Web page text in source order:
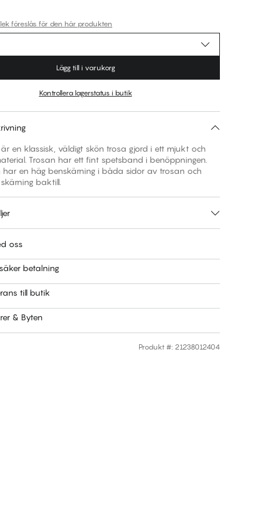
föreslås för den här produkten
Lägg till i varukorg
Kontrollera lagerstatus i butik
är en klassisk, väldigt skön trosa gjord i ett mjukt och
Trosan har ett fint spetsband i benöppningen.
har en häg benskärning i båda sidor av trosan och
baktill.
oss
betalning
till butik
& Byten
Produkt #: 21238012404